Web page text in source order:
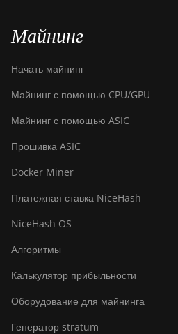
Майнинг
Начать майнинг
Майнинг с помощью CPU/GPU
Майнинг с помощью ASIC
Прошивка ASIC
Docker Miner
Платежная ставка NiceHash
NiceHash OS
Алгоритмы
Калькулятор прибыльности
Оборудование для майнинга
Генератор stratum